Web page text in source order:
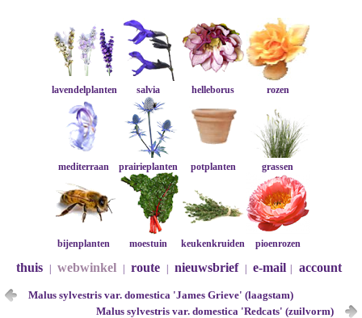
lavendelplanten salvia helleborus rozen
mediterraan prairieplanten potplanten grassen
bijenplanten moestuin keukenkruiden pioenrozen
thuis webwinkel route nieuwsbrief e-mail account
Malus sylvestris var. domestica 'James Grieve' (laagstam)
Malus sylvestris var. domestica 'Redcats' (zuilvorm)